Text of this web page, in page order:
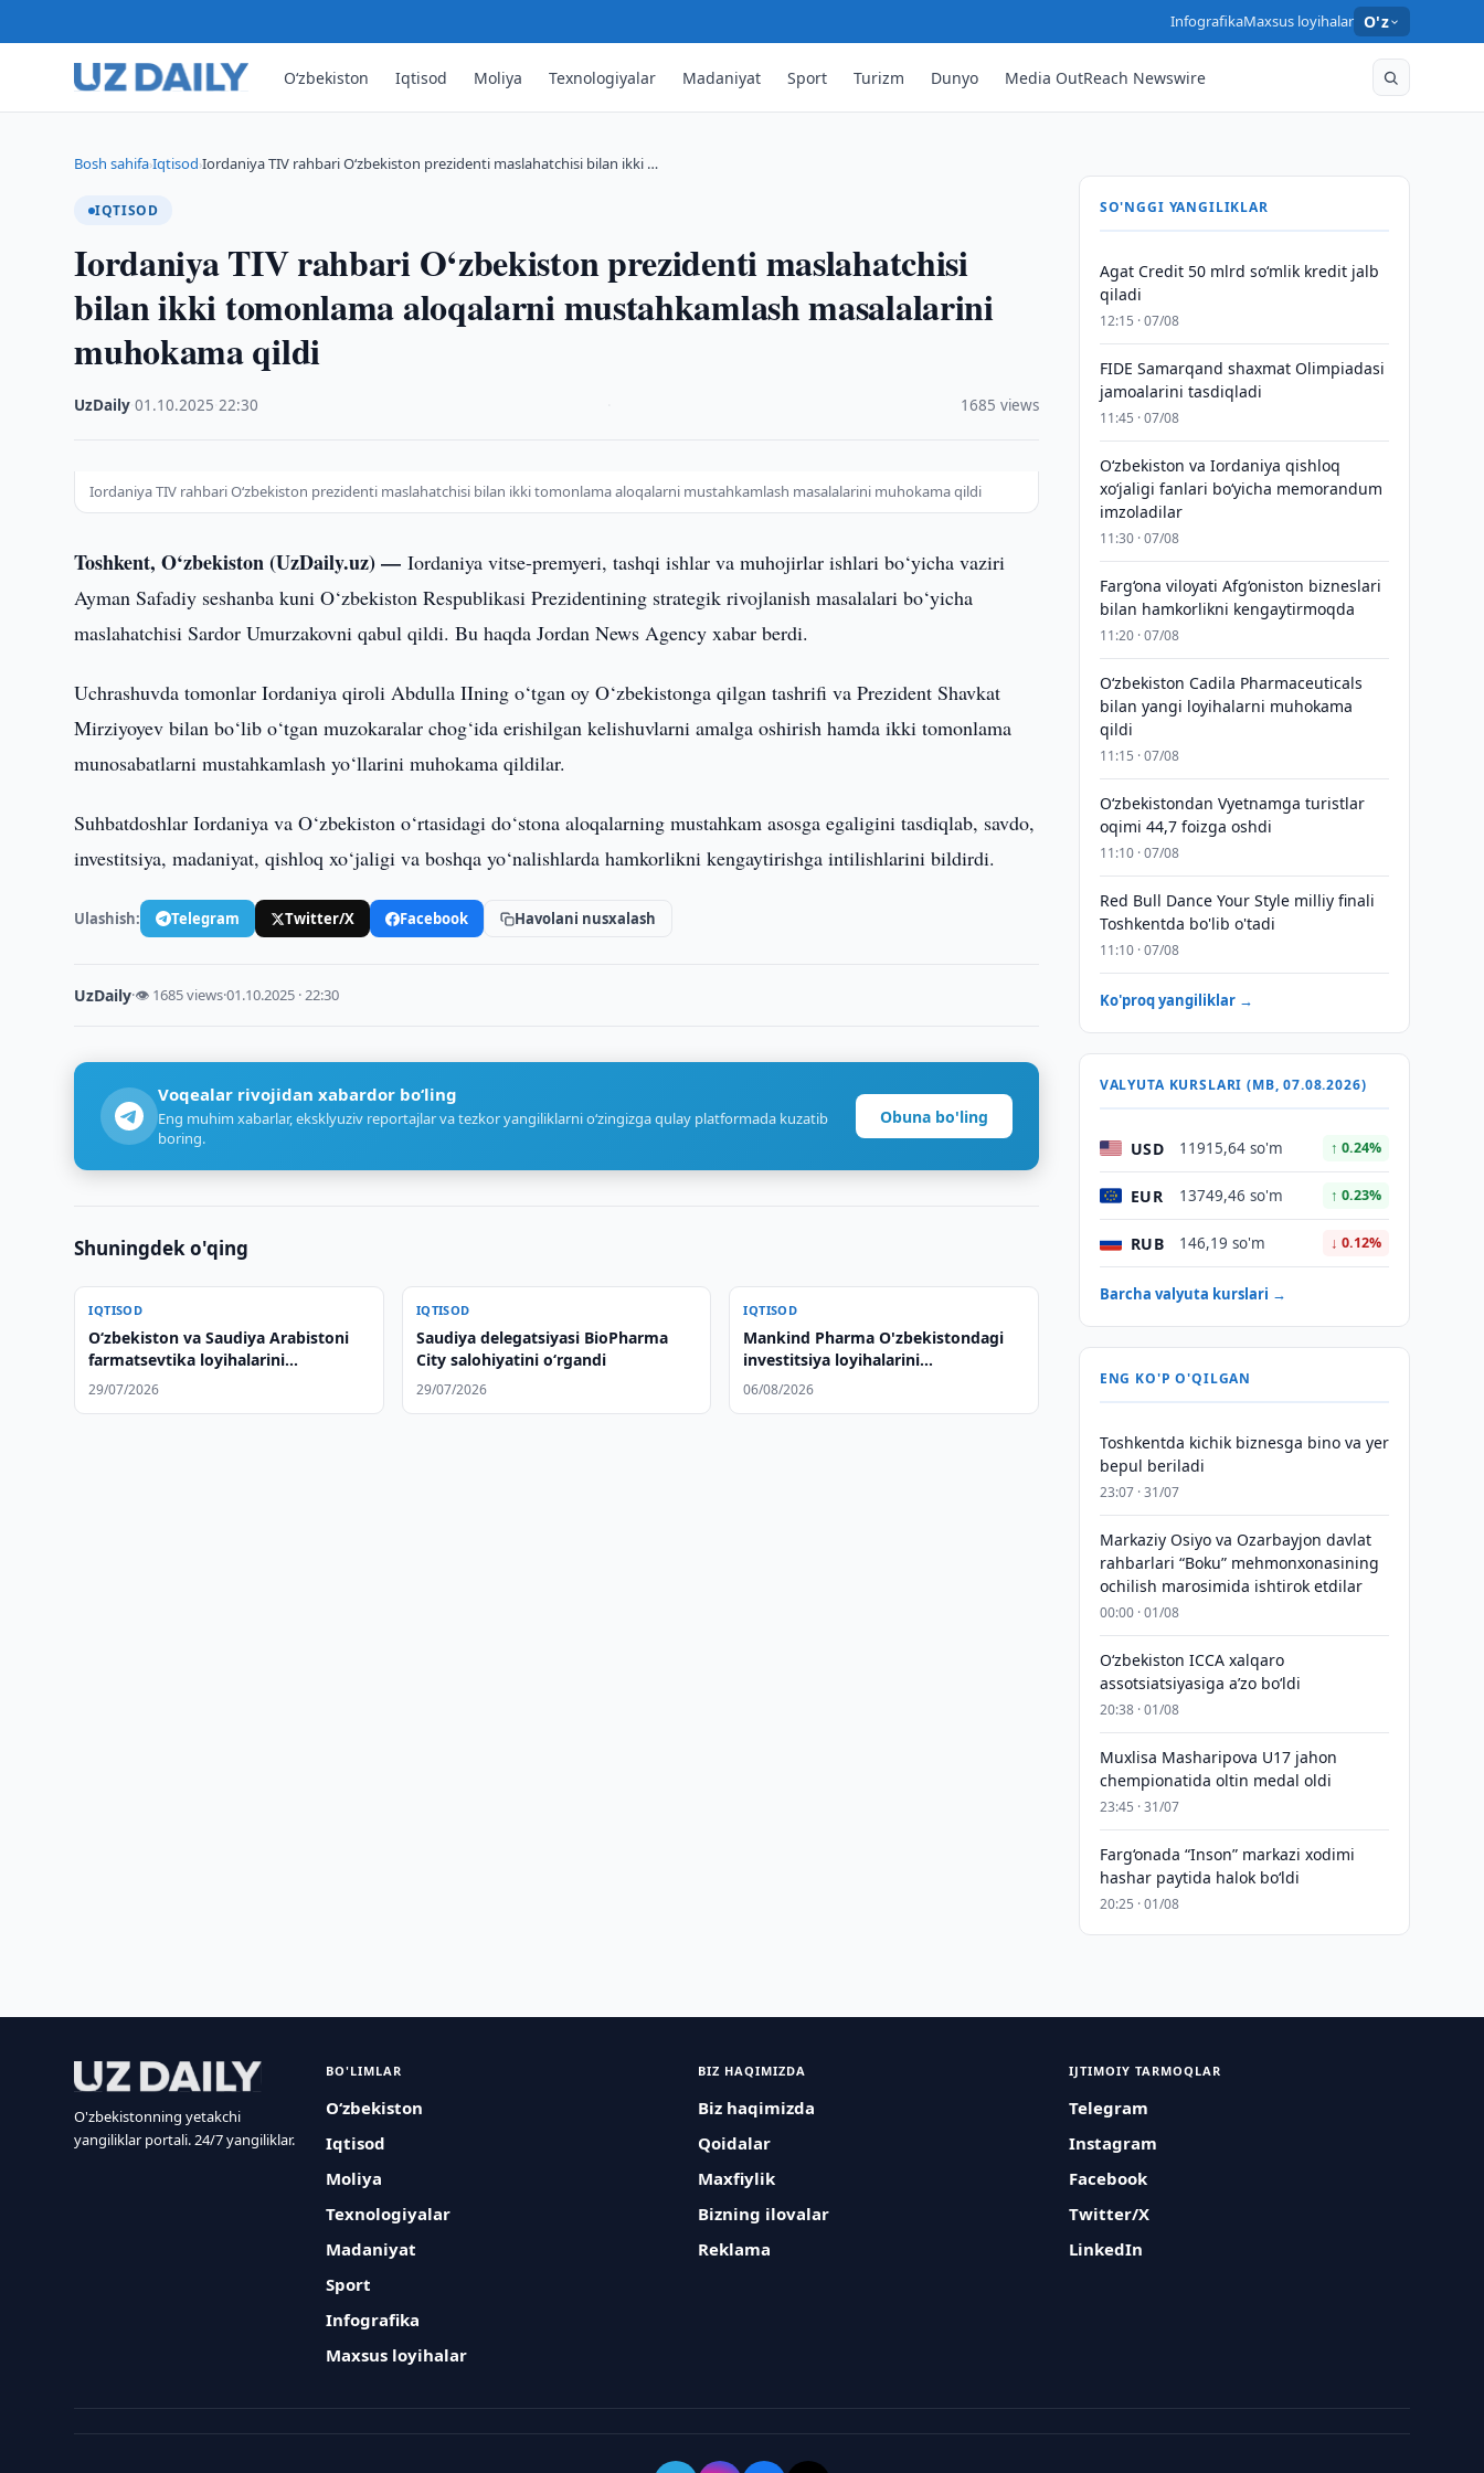
InfografikaMaxsus loyihalar O'z
O‘zbekiston Iqtisod Moliya Texnologiyalar Madaniyat Sport Turizm Dunyo Media OutReach Newswire
Bosh sahifa›Iqtisod›Iordaniya TIV rahbari O‘zbekiston prezidenti maslahatchisi bilan ikki …
IQTISOD
Iordaniya TIV rahbari O‘zbekiston prezidenti maslahatchisi
bilan ikki tomonlama aloqalarni mustahkamlash masalalarini
muhokama qildi
UzDaily ·01.10.2025 ·22:30 1685 views
Iordaniya TIV rahbari O‘zbekiston prezidenti maslahatchisi bilan ikki tomonlama aloqalarni mustahkamlash masalalarini muhokama qildi
Toshkent, O‘zbekiston (UzDaily.uz) —Iordaniya vitse-premyeri, tashqi ishlar va muhojirlar ishlari bo‘yicha vaziri
Ayman Safadiy seshanba kuni O‘zbekiston Respublikasi Prezidentining strategik rivojlanish masalalari bo‘yicha
maslahatchisi Sardor Umurzakovni qabul qildi. Bu haqda Jordan News Agency xabar berdi.
Uchrashuvda tomonlar Iordaniya qiroli Abdulla IIning o‘tgan oy O‘zbekistonga qilgan tashrifi va Prezident Shavkat
Mirziyoyev bilan bo‘lib o‘tgan muzokaralar chog‘ida erishilgan kelishuvlarni amalga oshirish hamda ikki tomonlama
munosabatlarni mustahkamlash yo‘llarini muhokama qildilar.
Suhbatdoshlar Iordaniya va O‘zbekiston o‘rtasidagi do‘stona aloqalarning mustahkam asosga egaligini tasdiqlab, savdo,
investitsiya, madaniyat, qishloq xo‘jaligi va boshqa yo‘nalishlarda hamkorlikni kengaytirishga intilishlarini bildirdi.
Ulashish: Telegram Twitter/X Facebook Havolani nusxalash
UzDaily·👁 1685 views·01.10.2025 · 22:30
Voqealar rivojidan xabardor bo‘ling
Eng muhim xabarlar, eksklyuziv reportajlar va tezkor yangiliklarni o‘zingizga qulay platformada kuzatib
boring.
Obuna bo'ling
Shuningdek o'qing
IQTISOD
Oʻzbekiston va Saudiya Arabistoni
farmatsevtika loyihalarini
muhokama qilishdi
29/07/2026
IQTISOD
Saudiya delegatsiyasi BioPharma
City salohiyatini o‘rgandi
29/07/2026
IQTISOD
Mankind Pharma O'zbekistondagi
investitsiya loyihalarini
o'rganmoqda
06/08/2026
SO'NGGI YANGILIKLAR
Agat Credit 50 mlrd so‘mlik kredit jalb
qiladi
12:15 · 07/08
FIDE Samarqand shaxmat Olimpiadasi
jamoalarini tasdiqladi
11:45 · 07/08
Oʻzbekiston va Iordaniya qishloq
xoʻjaligi fanlari boʻyicha memorandum
imzoladilar
11:30 · 07/08
Farg‘ona viloyati Afg‘oniston bizneslari
bilan hamkorlikni kengaytirmoqda
11:20 · 07/08
Oʻzbekiston Cadila Pharmaceuticals
bilan yangi loyihalarni muhokama
qildi
11:15 · 07/08
O‘zbekistondan Vyetnamga turistlar
oqimi 44,7 foizga oshdi
11:10 · 07/08
Red Bull Dance Your Style milliy finali
Toshkentda bo'lib o'tadi
11:10 · 07/08
Ko'proq yangiliklar →
VALYUTA KURSLARI (MB, 07.08.2026)
USD 11915,64 so'm ↑ 0.24%
EUR 13749,46 so'm ↑ 0.23%
RUB 146,19 so'm ↓ 0.12%
Barcha valyuta kurslari →
ENG KO'P O'QILGAN
Toshkentda kichik biznesga bino va yer
bepul beriladi
23:07 · 31/07
Markaziy Osiyo va Ozarbayjon davlat
rahbarlari “Boku” mehmonxonasining
ochilish marosimida ishtirok etdilar
00:00 · 01/08
O‘zbekiston ICCA xalqaro
assotsiatsiyasiga aʼzo bo‘ldi
20:38 · 01/08
Muxlisa Masharipova U17 jahon
chempionatida oltin medal oldi
23:45 · 31/07
Farg‘onada “Inson” markazi xodimi
hashar paytida halok bo‘ldi
20:25 · 01/08
O'zbekistonning yetakchi
yangiliklar portali. 24/7 yangiliklar.
BO'LIMLAR
O‘zbekiston
Iqtisod
Moliya
Texnologiyalar
Madaniyat
Sport
Infografika
Maxsus loyihalar
BIZ HAQIMIZDA
Biz haqimizda
Qoidalar
Maxfiylik
Bizning ilovalar
Reklama
IJTIMOIY TARMOQLAR
Telegram
Instagram
Facebook
Twitter/X
LinkedIn